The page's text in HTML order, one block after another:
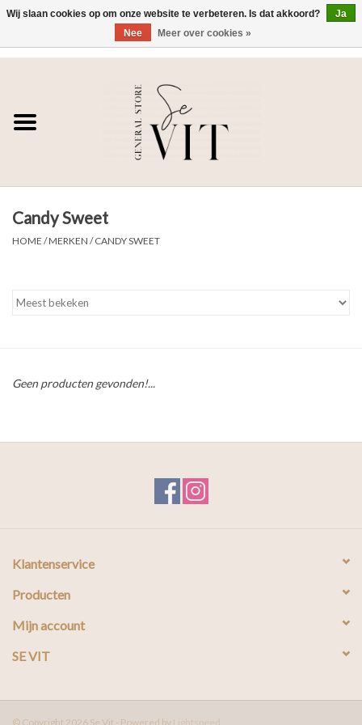
SE VIT
HEREN
SALE DAMES
Candy Sweet
HOME /MERKEN /CANDY SWEET
Geen producten gevonden!...
Klantenservice
Producten
Mijn account
SE VIT
© Copyright 2026 Se Vit - Powered by Lightspeed
Wij slaan cookies op om onze website te verbeteren. Is dat akkoord?
Ja
Nee
Meer over cookies »